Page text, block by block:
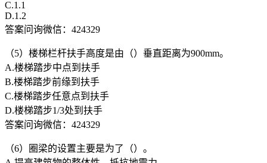
C.1.1
D.1.2
答案问询微信：424329
（5）楼梯栏杆扶手高度是由（）垂直距离为900mm。
A.楼梯踏步中点到扶手
B.楼梯踏步前缘到扶手
C.楼梯踏步任意点到扶手
D.楼梯踏步1/3处到扶手
答案问询微信：424329
（6）圈梁的设置主要是为了（）。